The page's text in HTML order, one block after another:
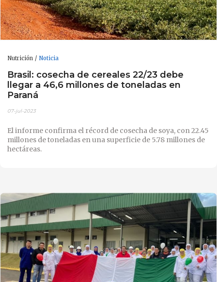
Nutrición Noticia
Brasil: cosecha de cereales 22/23 debe
llegar a 46,6 millones de toneladas en
Paraná
07-jul-2023
El informe confirma el récord de cosecha de soya, con 22.45
millones de toneladas en una superficie de 5.78 millones de
hectáreas.